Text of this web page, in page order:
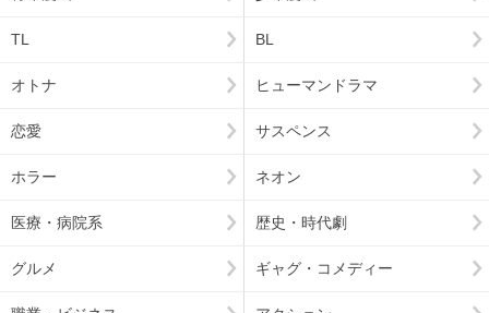
TL BL
オトナ ヒューマンドラマ
恋愛 サスペンス
ホラー ネオン
医療・病院系 歴史・時代劇
グルメ ギャグ・コメディー